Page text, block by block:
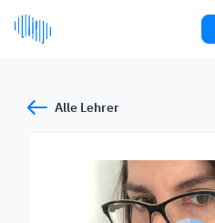
Alle Lehrer